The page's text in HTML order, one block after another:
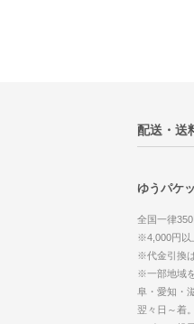
配送・送
ゆうパケ
全国一律350
※4,000円以
※代金引換
※一部地域
阜・愛知・
翌々日～着